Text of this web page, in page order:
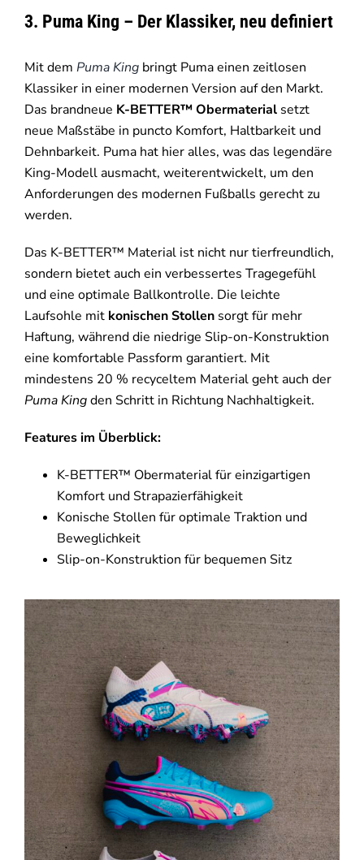
3. Puma King – Der Klassiker, neu definiert
Mit dem Puma Kingbringt Puma einen zeitlosen
Klassiker in einer modernen Version auf den Markt.
Das brandneue K-BETTER™ Obermaterialsetzt
neue Maßstäbe in puncto Komfort, Haltbarkeit und
Dehnbarkeit. Puma hat hier alles, was das legendäre
King-Modell ausmacht, weiterentwickelt, um den
Anforderungen des modernen Fußballs gerecht zu
werden.
Das K-BETTER™ Material ist nicht nur tierfreundlich,
sondern bietet auch ein verbessertes Tragegefühl
und eine optimale Ballkontrolle. Die leichte
Laufsohle mit konischen Stollensorgt für mehr
Haftung, während die niedrige Slip-on-Konstruktion
eine komfortable Passform garantiert. Mit
mindestens 20 % recyceltem Material geht auch der
Puma Kingden Schritt in Richtung Nachhaltigkeit.
Features im Überblick:
K-BETTER™ Obermaterial für einzigartigen
Komfort und Strapazierfähigkeit
Konische Stollen für optimale Traktion und
Beweglichkeit
Slip-on-Konstruktion für bequemen Sitz